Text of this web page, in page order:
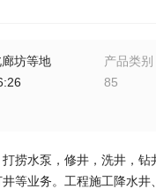
坊等地 产品类别
85
捞水泵，修井，洗井，
等业务。工程施工降水